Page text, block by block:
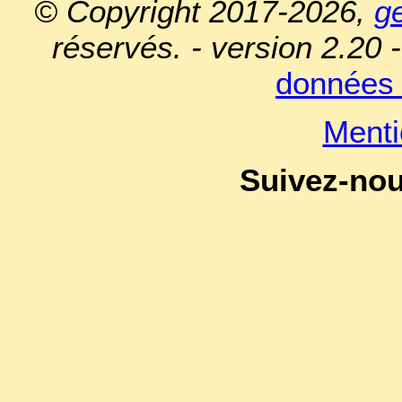
© Copyright 2017-2026,
réservés. - version 2.20
Suivez-